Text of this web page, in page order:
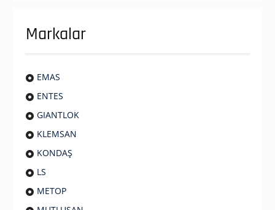
Markalar
EMAS
ENTES
GIANTLOK
KLEMSAN
KONDAŞ
LS
METOP